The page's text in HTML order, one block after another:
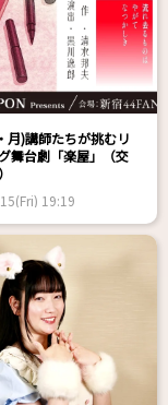
月)講師たちが挑むリ
舞台劇「楽屋」（交
19:19